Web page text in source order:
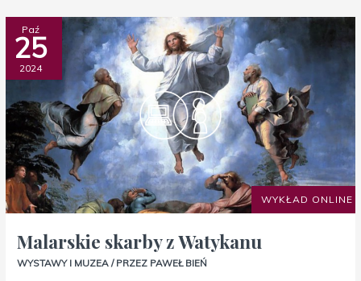
WYKŁAD ONLINE
Paź
25
2024
Malarskie skarby z Watykanu
WYSTAWY I MUZEA / PRZEZ PAWEŁ BIEŃ
Malarskie
skarby
z